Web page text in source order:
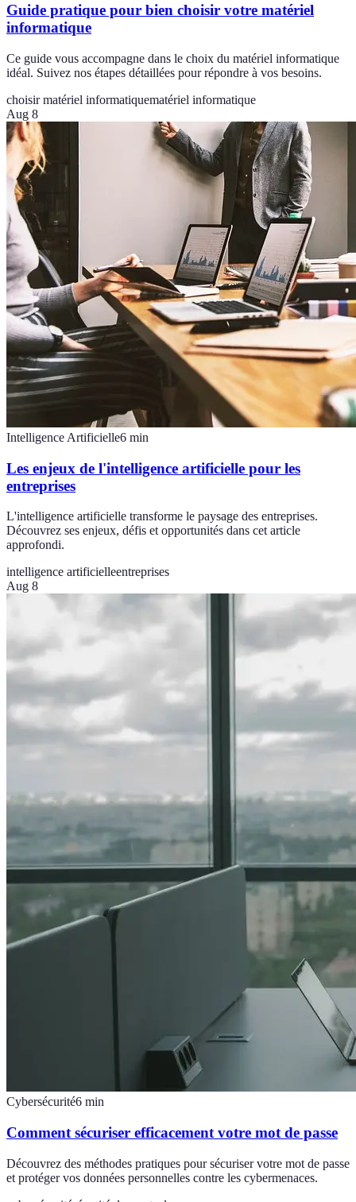
Guide pratique pour bien choisir votre matériel
informatique
Ce guide vous accompagne dans le choix du matériel informatique
idéal. Suivez nos étapes détaillées pour répondre à vos besoins.
choisir matériel informatiquematériel informatique
Aug 8
Intelligence Artificielle6 min
Les enjeux de l'intelligence artificielle pour les
entreprises
L'intelligence artificielle transforme le paysage des entreprises.
Découvrez ses enjeux, défis et opportunités dans cet article
approfondi.
intelligence artificielleentreprises
Aug 8
Cybersécurité6 min
Comment sécuriser efficacement votre mot de passe
Découvrez des méthodes pratiques pour sécuriser votre mot de passe
et protéger vos données personnelles contre les cybermenaces.